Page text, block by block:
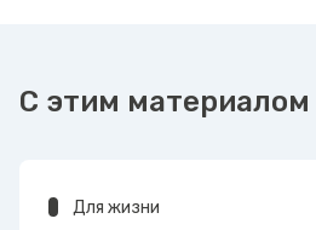
С этим
Для жизни